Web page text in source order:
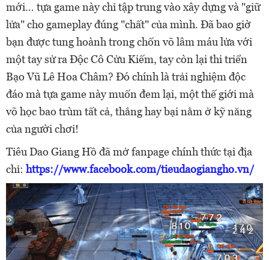
mới… tựa game này chỉ tập trung vào xây dựng và "giữ
lửa" cho gameplay đúng "chất" của mình. Đã bao giờ
bạn được tung hoành trong chốn võ lâm máu lửa với
một tay sử ra Độc Cô Cửu Kiếm, tay còn lại thi triển
Bạo Vũ Lê Hoa Châm? Đó chính là trải nghiệm độc
đáo mà tựa game này muốn đem lại, một thế giới mà
võ học bao trùm tất cả, thắng hay bại nằm ở kỹ năng
của người chơi!
Tiêu Dao Giang Hồ đã mở fanpage chính thức tại địa
chỉ: https://www.facebook.com/tieudaogiangho.vn/